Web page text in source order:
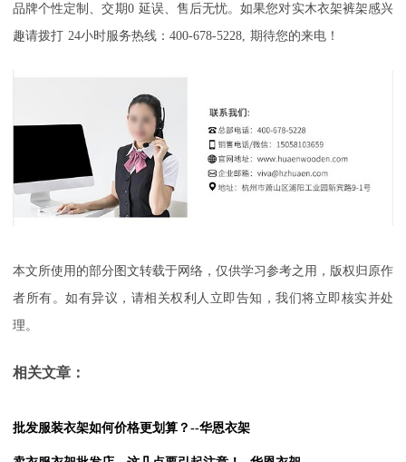
品牌个性定制、交期0 延误、售后无忧。如果您对实木衣架裤架感兴
趣请拨打 24小时服务热线： 400-678-5228, 期待您的来电！
本文所使用的部分图文转载于网络，仅供学习参考之用，版权归原作
者所有。如有异议，请相关权利人立即告知，我们将立即核实并处
理。
相关文章：
批发服装衣架如何价格更划算？--华恩衣架